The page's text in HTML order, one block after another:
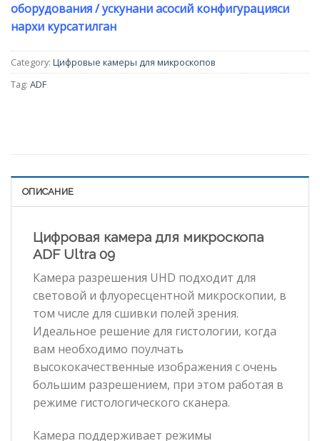
оборудования / ускунани асосий конфигурацияси
нархи курсатилган
Category: Цифровые камеры для микроскопов
Tag: ADF
ОПИСАНИЕ
Цифровая камера для микроскопа
ADF Ultra 09
Камера разрешения UHD подходит для
световой и флуоресцентной микроскопии, в
том числе для сшивки полей зрения.
Идеальное решение для гистологии, когда
вам необходимо поулчать
высококачественные изображения с очень
большим разрешением, при этом работая в
режиме гистологического сканера.
Камера поддерживает режимы